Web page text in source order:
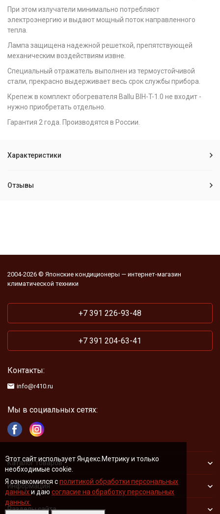
Этот сайт использует Яндекс.Метрику и только
необходимые cookie.
Я ознакомился сполитикой обработки персональных
данныхи даю согласие на обработку персональных
данных.
При этом излучатели минимально потребляют
электроэнергию и выдают мощный поток направленного
тепла.
Лампа защищена надежной решеткой, препятствующей
механическим воздействиям извне.
Специальный отражатель выполнен из термоустойчивой
стали, прекрасно выдерживает весь срок службы прибора.
Крепеж в комплект обогревателя Ballu BIH-T-1.0 не входит -
нужно приобретать отдельно.
Гарантия 2 года. Производятся в России.
Характеристики
Отзывы
2004-2026 © Японские кондиционеры — интернет-магазин
климатической техники
+7 391 226-93-48
+7 391 204-63-41
Контакты:
info@r410.ru
Мы в социальных сетях:
Каталог товаров
Информация
Разделы сайта